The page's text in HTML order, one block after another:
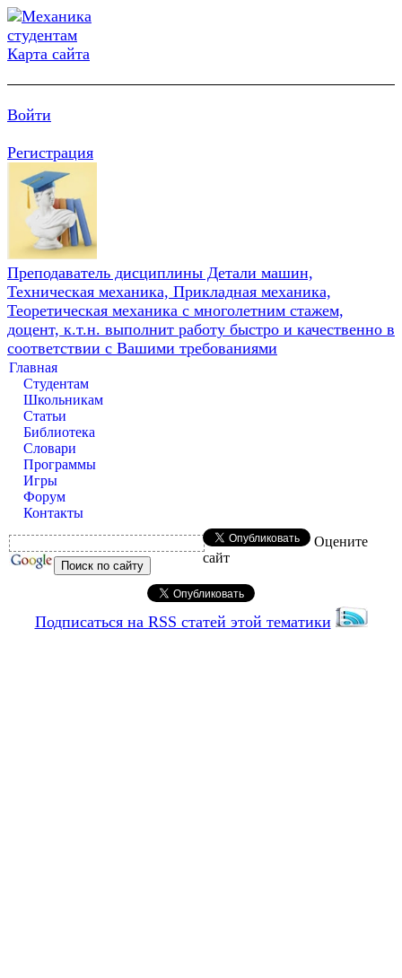
Карта сайта
Войти
Регистрация
Преподаватель дисциплины Детали машин,
Техническая механика, Прикладная механика,
Теоретическая механика с многолетним стажем,
доцент, к.т.н. выполнит работу быстро и качественно в
соответствии с Вашими требованиями
Главная
Студентам
Школьникам
Статьи
Библиотека
Словари
Программы
Игры
Форум
Контакты
Оцените
сайт
Подписаться на RSS статей этой тематики